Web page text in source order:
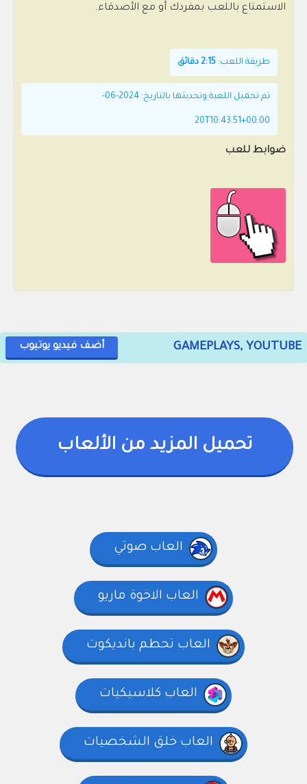
الاستمتاع باللعب بمفردك أو مع الأصدقاء.
طريقة اللعب: 2:15 دقائق
تم تحميل اللعبة وتحديثها بالتاريخ: 2024-06-
20T10:43:51+00:00
ضوابط للعب
GAMEPLAYS, YOUTUBE أضف فيديو يوتيوب
تحميل المزيد من الألعاب
العاب صوتي
العاب الاخوة ماريو
العاب تحطم بانديكوت
العاب كلاسيكيات
العاب خلق الشخصيات